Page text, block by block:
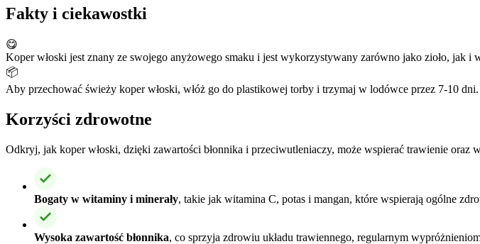
Fakty i ciekawostki
😋
Koper włoski jest znany ze swojego anyżowego smaku i jest wykorzystywany zarówno jako zioło, jak i
📦
Aby przechować świeży koper włoski, włóż go do plastikowej torby i trzymaj w lodówce przez 7-10
Korzyści zdrowotne
Odkryj, jak koper włoski, dzięki zawartości błonnika i przeciwutleniaczy, może wspierać trawienie
Bogaty w witaminy i minerały, takie jak witamina C, potas i mangan, które wspierają ogólne
Wysoka zawartość błonnika, co sprzyja zdrowiu układu trawiennego, regularnym